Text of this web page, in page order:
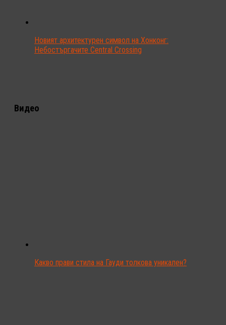
Новият архитектурен символ на Хонконг:
Небостъргачите Central Crossing
Видео
Какво прави стила на Гауди толкова уникален?